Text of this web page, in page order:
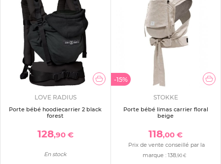
LOVE RADIUS
Porte bébé hoodiecarrier 2 black
forest
128,90 €
En stock
-15%
STOKKE
Porte bébé limas carrier floral
beige
118,00 €
Prix de vente conseillé par la
marque :138,90 €